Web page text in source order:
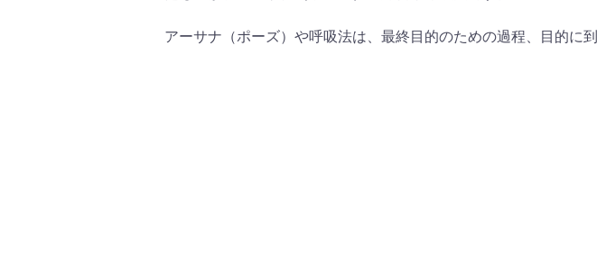
アーサナ（ポーズ）や呼吸法は、最終目的のための過程、目的に